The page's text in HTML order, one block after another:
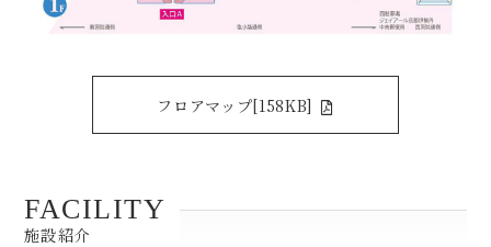
フロアマップ[158KB]
FACILITY
施設紹介